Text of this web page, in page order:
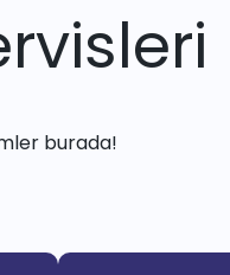
burada!